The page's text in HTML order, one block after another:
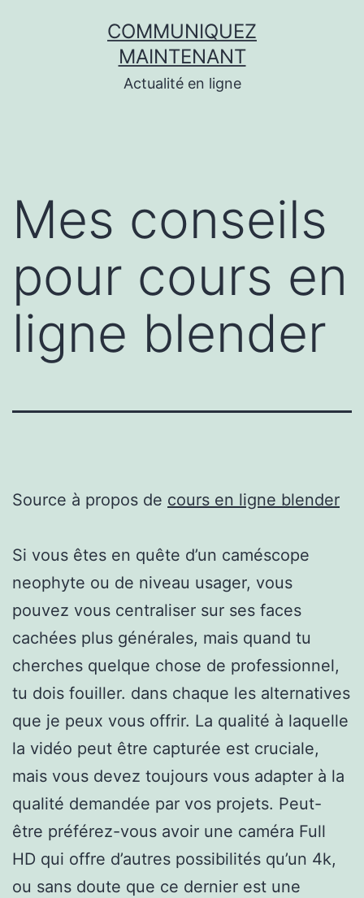
COMMUNIQUEZ
MAINTENANT
Actualité en ligne
Mes conseils
pour cours en
ligne blender
Source à propos de cours en ligne blender
Si vous êtes en quête d’un caméscope
neophyte ou de niveau usager, vous
pouvez vous centraliser sur ses faces
cachées plus générales, mais quand tu
cherches quelque chose de professionnel,
tu dois fouiller. dans chaque les alternatives
que je peux vous offrir. La qualité à laquelle
la vidéo peut être capturée est cruciale,
mais vous devez toujours vous adapter à la
qualité demandée par vos projets. Peut-
être préférez-vous avoir une caméra Full
HD qui offre d’autres possibilités qu’un 4k,
ou sans doute que ce dernier est une